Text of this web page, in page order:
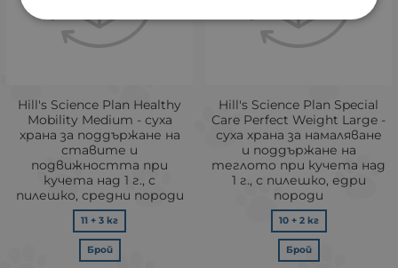
Hill's Science Plan Healthy
Mobility Medium - суха
храна за поддържане на
ставите и
подвижността при
кучета над 1 г., с
пилешко, средни породи
11 + 3 кг
Брой
Hill's Science Plan Special
Care Perfect Weight Large -
суха храна за намаляване
и поддържане на
теглото при кучета над
1 г., с пилешко, едри
породи
10 + 2 кг
Брой